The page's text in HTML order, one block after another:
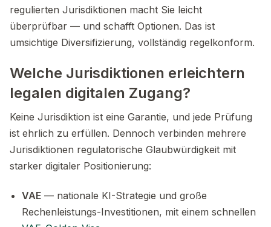
regulierten Jurisdiktionen macht Sie leicht
überprüfbar — und schafft Optionen. Das ist
umsichtige Diversifizierung, vollständig regelkonform.
Welche Jurisdiktionen erleichtern
legalen digitalen Zugang?
Keine Jurisdiktion ist eine Garantie, und jede Prüfung
ist ehrlich zu erfüllen. Dennoch verbinden mehrere
Jurisdiktionen regulatorische Glaubwürdigkeit mit
starker digitaler Positionierung:
VAE — nationale KI-Strategie und große
Rechenleistungs-Investitionen, mit einem schnellen